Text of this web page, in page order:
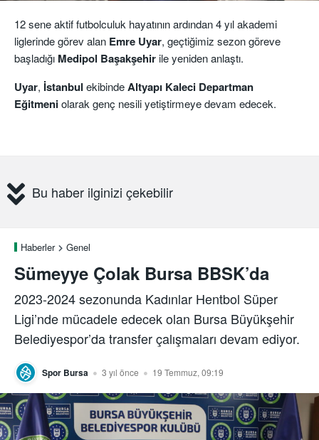
12 sene aktif futbolculuk hayatının ardından 4 yıl akademi
liglerinde görev alan Emre Uyar, geçtiğimiz sezon göreve
başladığı Medipol Başakşehirile yeniden anlaştı.
Uyar, İstanbul ekibindeAltyapı Kaleci Departman
Eğitmeniolarak genç nesili yetiştirmeye devam edecek.
Bu haber ilginizi çekebilir
Haberler Genel
Sümeyye Çolak Bursa BBSK’da
2023-2024 sezonunda Kadınlar Hentbol Süper
Ligi’nde mücadele edecek olan Bursa Büyükşehir
Belediyespor’da transfer çalışmaları devam ediyor.
Spor Bursa 3 yıl önce 19 Temmuz, 09:19